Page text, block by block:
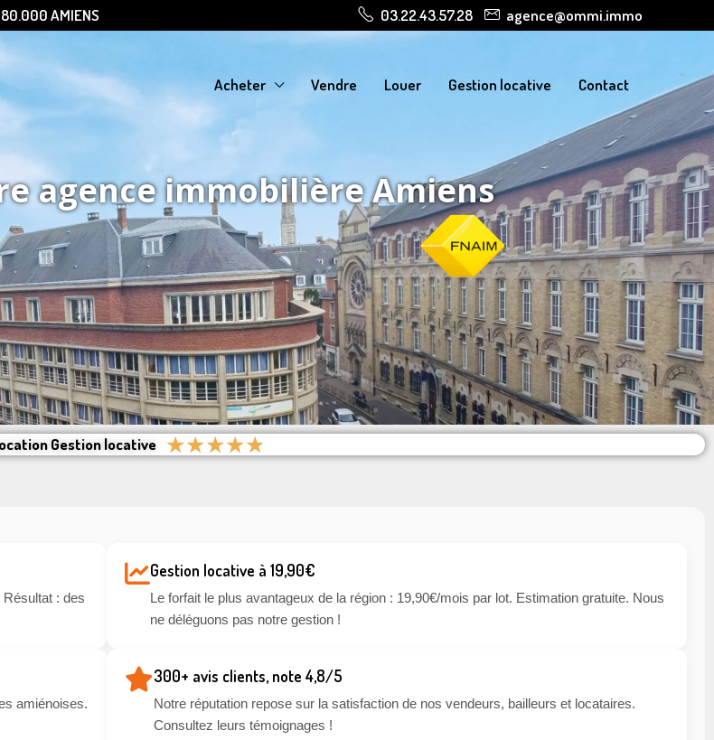
AMIENS 03.22.43.57.28 agence@ommi.immo
Acheter Vendre Louer Gestion locative Contact
agence immobilière Amiens
Gestion locative ★★★★★
: des
Gestion locative à 19,90€
Le forfait le plus avantageux de la région : 19,90€/mois par lot. Estimation gratuite. Nous
ne déléguons pas notre gestion !
amiénoises.
300+ avis clients, note 4,8/5
Notre réputation repose sur la satisfaction de nos vendeurs, bailleurs et locataires.
Consultez leurs témoignages !